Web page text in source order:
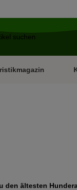
den ältesten